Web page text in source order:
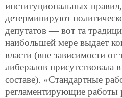
институциональных
детерминируют
депутатов — вот та
наибольшей мере выдает
власти (вне зависимости от
либералов присутствовала
составе). «Стандартные
регламентирующие работы